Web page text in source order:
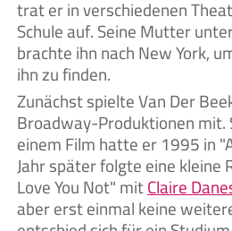
trat er in verschiedenen
Schule auf. Seine Mutter
brachte ihn nach New York,
ihn zu finden.
Zunächst spielte Van Der
Broadway-Produktionen mit.
einem Film hatte er 1995 in
Jahr später folgte eine kleine
Love You Not" mitClaire
aber erst einmal keine